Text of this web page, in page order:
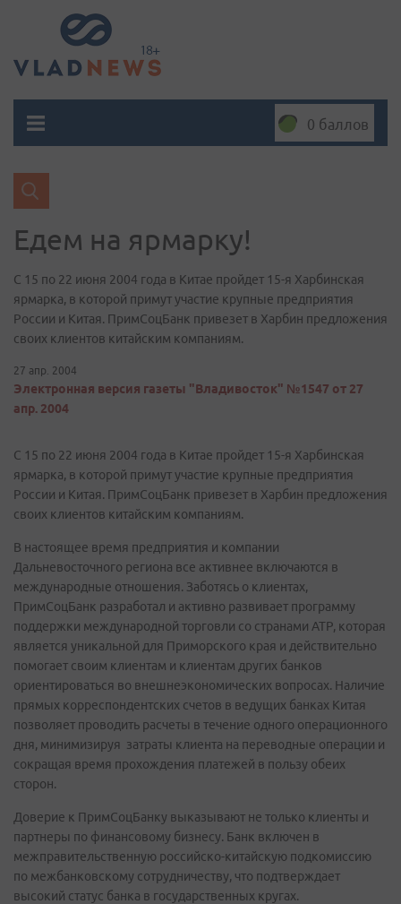
0 баллов
Едем на ярмарку!
С 15 по 22 июня 2004 года в Китае пройдет 15-я Харбинская
ярмарка, в которой примут участие крупные предприятия
России и Китая. ПримСоцБанк привезет в Харбин предложения
своих клиентов китайским компаниям.
27 апр. 2004
Электронная версия газеты "Владивосток" №1547 от 27
апр. 2004
С 15 по 22 июня 2004 года в Китае пройдет 15-я Харбинская
ярмарка, в которой примут участие крупные предприятия
России и Китая. ПримСоцБанк привезет в Харбин предложения
своих клиентов китайским компаниям.
В настоящее время предприятия и компании
Дальневосточного региона все активнее включаются в
международные отношения. Заботясь о клиентах,
ПримСоцБанк разработал и активно развивает программу
поддержки международной торговли со странами АТР, которая
является уникальной для Приморского края и действительно
помогает своим клиентам и клиентам других банков
ориентироваться во внешнеэкономических вопросах. Наличие
прямых корреспондентских счетов в ведущих банках Китая
позволяет проводить расчеты в течение одного операционного
дня, минимизируя затраты клиента на переводные операции и
сокращая время прохождения платежей в пользу обеих
сторон.
Доверие к ПримСоцБанку выказывают не только клиенты и
партнеры по финансовому бизнесу. Банк включен в
межправительственную российско-китайскую подкомиссию
по межбанковскому сотрудничеству, что подтверждает
высокий статус банка в государственных кругах.